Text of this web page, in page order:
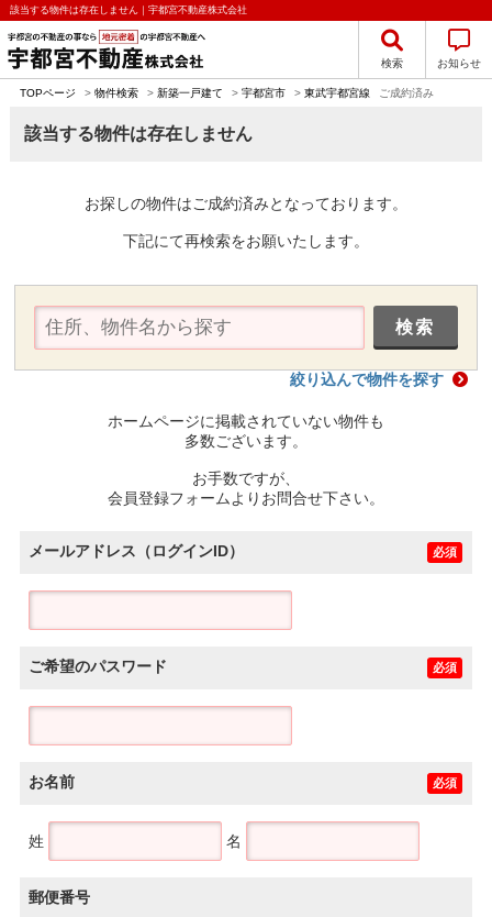
該当する物件は存在しません｜宇都宮不動産株式会社
検索 お知らせ
TOPページ > 物件検索 > 新築一戸建て > 宇都宮市 > 東武宇都宮線 ご成約済み
該当する物件は存在しません
お探しの物件はご成約済みとなっております。
下記にて再検索をお願いたします。
絞り込んで物件を探す
ホームページに掲載されていない物件も
多数ございます。
お手数ですが、
会員登録フォームよりお問合せ下さい。
メールアドレス（ログインID） 必須
ご希望のパスワード 必須
お名前 必須
姓 名
郵便番号